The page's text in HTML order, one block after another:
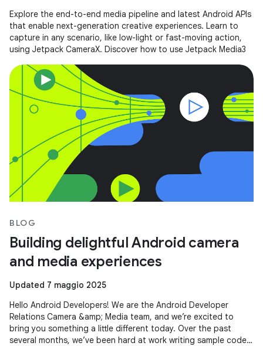
Explore the end-to-end media pipeline and latest Android APIs
that enable next-generation creative experiences. Learn to
capture in any scenario, like low-light or fast-moving action,
using Jetpack CameraX. Discover how to use Jetpack Media3
BLOG
Building delightful Android camera
and media experiences
Updated 7 maggio 2025
Hello Android Developers! We are the Android Developer
Relations Camera &amp; Media team, and we’re excited to
bring you something a little different today. Over the past
several months, we’ve been hard at work writing sample code